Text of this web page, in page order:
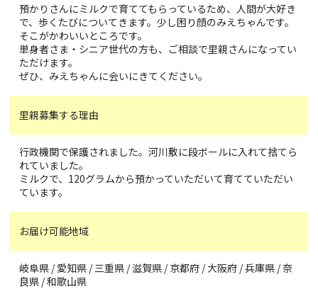
預かりさんにミルクで育ててもらっているため、人間が大好き
で、歩くたびについてきます。少し困り顔のみえちゃんです。
そこがかわいいところです。
単身者さま・シニア世代の方も、ご相談で里親さんになってい
ただけます。
ぜひ、みえちゃんに会いにきてください。
里親募集する理由
行政機関で保護されました。河川敷に段ボールに入れて捨てら
れていました。
ミルクで、120グラムから預かっていただいて育てていただい
ています。
お届け可能地域
岐阜県 / 愛知県 / 三重県 / 滋賀県 / 京都府 / 大阪府 / 兵庫県 / 奈
良県 / 和歌山県